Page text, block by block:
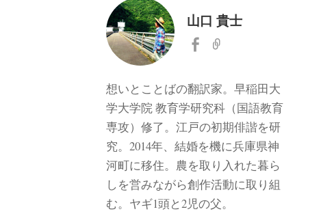
山口 貴士
想いとことばの翻訳家。早稲田大
学大学院 教育学研究科（国語教育
専攻）修了。江戸の初期俳諧を研
究。2014年、結婚を機に兵庫県神
河町に移住。農を取り入れた暮ら
しを営みながら創作活動に取り組
む。ヤギ1頭と2児の父。